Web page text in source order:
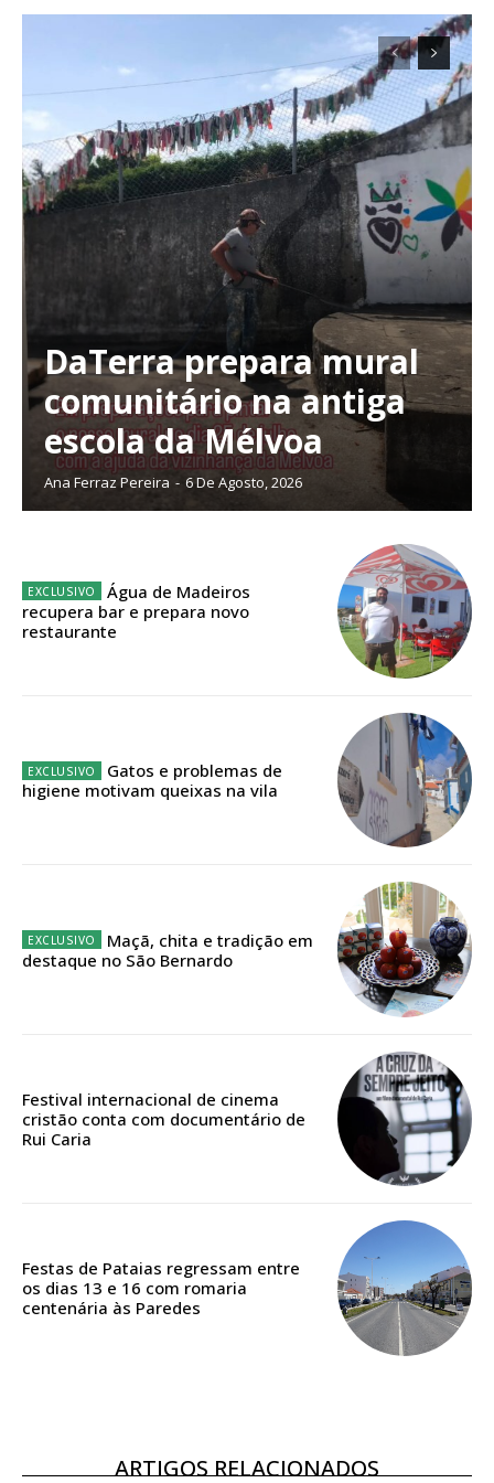
ASSINATURA
IMPRESSA
32€
12 meses
Edição em papel entregue à Quinta-feira em sua
Acesso ao conteúdo online
Acesso aos conteúdos Exclusivos para
Ofertas para assinatura anual
Escolha o plano
ASSINATURA
DIGITAL ANUAL
Escolha o plano
DaTerra prepara mural
comunitário na antiga
escola da Mélvoa
Ana Ferraz Pereira - 6 De Agosto, 2026
Água de Madeiros
recupera bar e prepara novo
restaurante
Gatos e problemas de
higiene motivam queixas na vila
Maçã, chita e tradição em
destaque no São Bernardo
Festival internacional de cinema
cristão conta com documentário de
Rui Caria
Festas de Pataias regressam entre
os dias 13 e 16 com romaria
centenária às Paredes
ARTIGOS RELACIONADOS